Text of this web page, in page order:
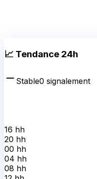
📈 Tendance 24h
Stable0 signalement
16 hh
20 hh
00 hh
04 hh
08 hh